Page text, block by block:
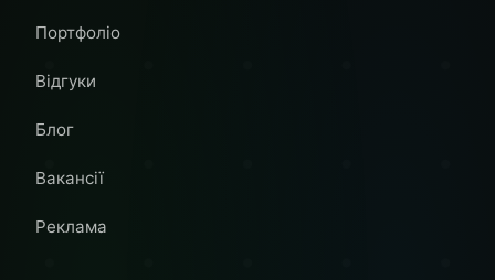
Портфоліо
Відгуки
Блог
Вакансії
Реклама